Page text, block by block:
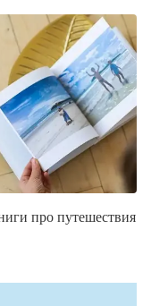
про путешествия